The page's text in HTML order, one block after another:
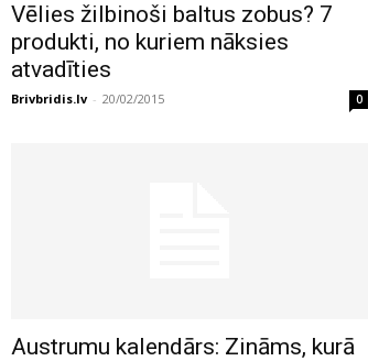
Vēlies žilbinoši baltus zobus? 7
produkti, no kuriem nāksies
atvadīties
Brivbridis.lv - 20/02/2015 0
Austrumu kalendārs: Zināms, kurā